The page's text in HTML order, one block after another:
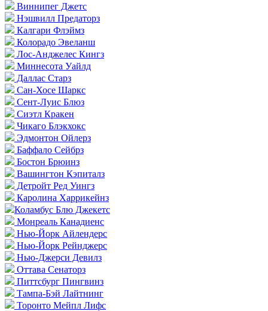
Виннипег Джетс
Нэшвилл Предаторз
Калгари Флэймз
Колорадо Эвеланш
Лос-Анджелес Кингз
Миннесота Уайлд
Даллас Старз
Сан-Хосе Шаркс
Сент-Луис Блюз
Сиэтл Кракен
Чикаго Блэкхокс
Эдмонтон Ойлерз
Баффало Сейбрз
Бостон Брюинз
Вашингтон Кэпиталз
Детройт Ред Уингз
Каролина Харрикейнз
Коламбус Блю Джекетс
Монреаль Канадиенс
Нью-Йорк Айлендерс
Нью-Йорк Рейнджерс
Нью-Джерси Девилз
Оттава Сенаторз
Питтсбург Пингвинз
Тампа-Бэй Лайтнинг
Торонто Мейпл Лифс